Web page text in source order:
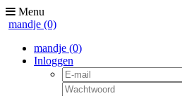
Menu
mandje (0)
mandje (0)
Inloggen